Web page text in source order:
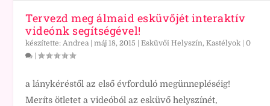
Tervezd meg álmaid esküvőjét interaktív
videónk segítségével!
készítette:Andrea |máj 18, 2015 |Esküvői Helyszín, Kastélyok |0
|
a lánykéréstől az első évforduló megünnepléséig!
Meríts ötletet a videóból az esküvő helyszínét,